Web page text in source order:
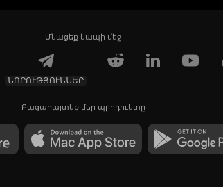
Մնացեք կապի մեջ
ՆՈՐՈՒԹՅՈՒՆՆԵՐ
Բացահայտեք մեր պրոդուկտը